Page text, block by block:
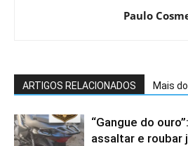
Paulo
ARTIGOS RELACIONADOS Mais
“Gangue do
assaltar e roubar